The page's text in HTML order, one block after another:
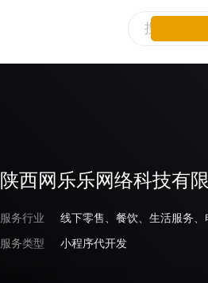
陕西网乐乐网络科技有
服务行业
服务类型
小程序代开发